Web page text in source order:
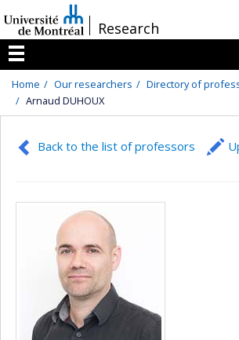
au
contenu
/Research
Menu
Home Our researchers
Directory of
Arnaud DUHOUX
Back to the list of professors